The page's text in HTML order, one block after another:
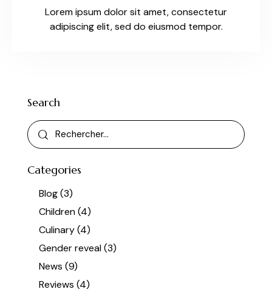
Lorem ipsum dolor sit amet, consectetur
adipiscing elit, sed do eiusmod tempor.
Search
Categories
Blog(3)
Children(4)
Culinary(4)
Gender reveal(3)
News (9)
Reviews (4)